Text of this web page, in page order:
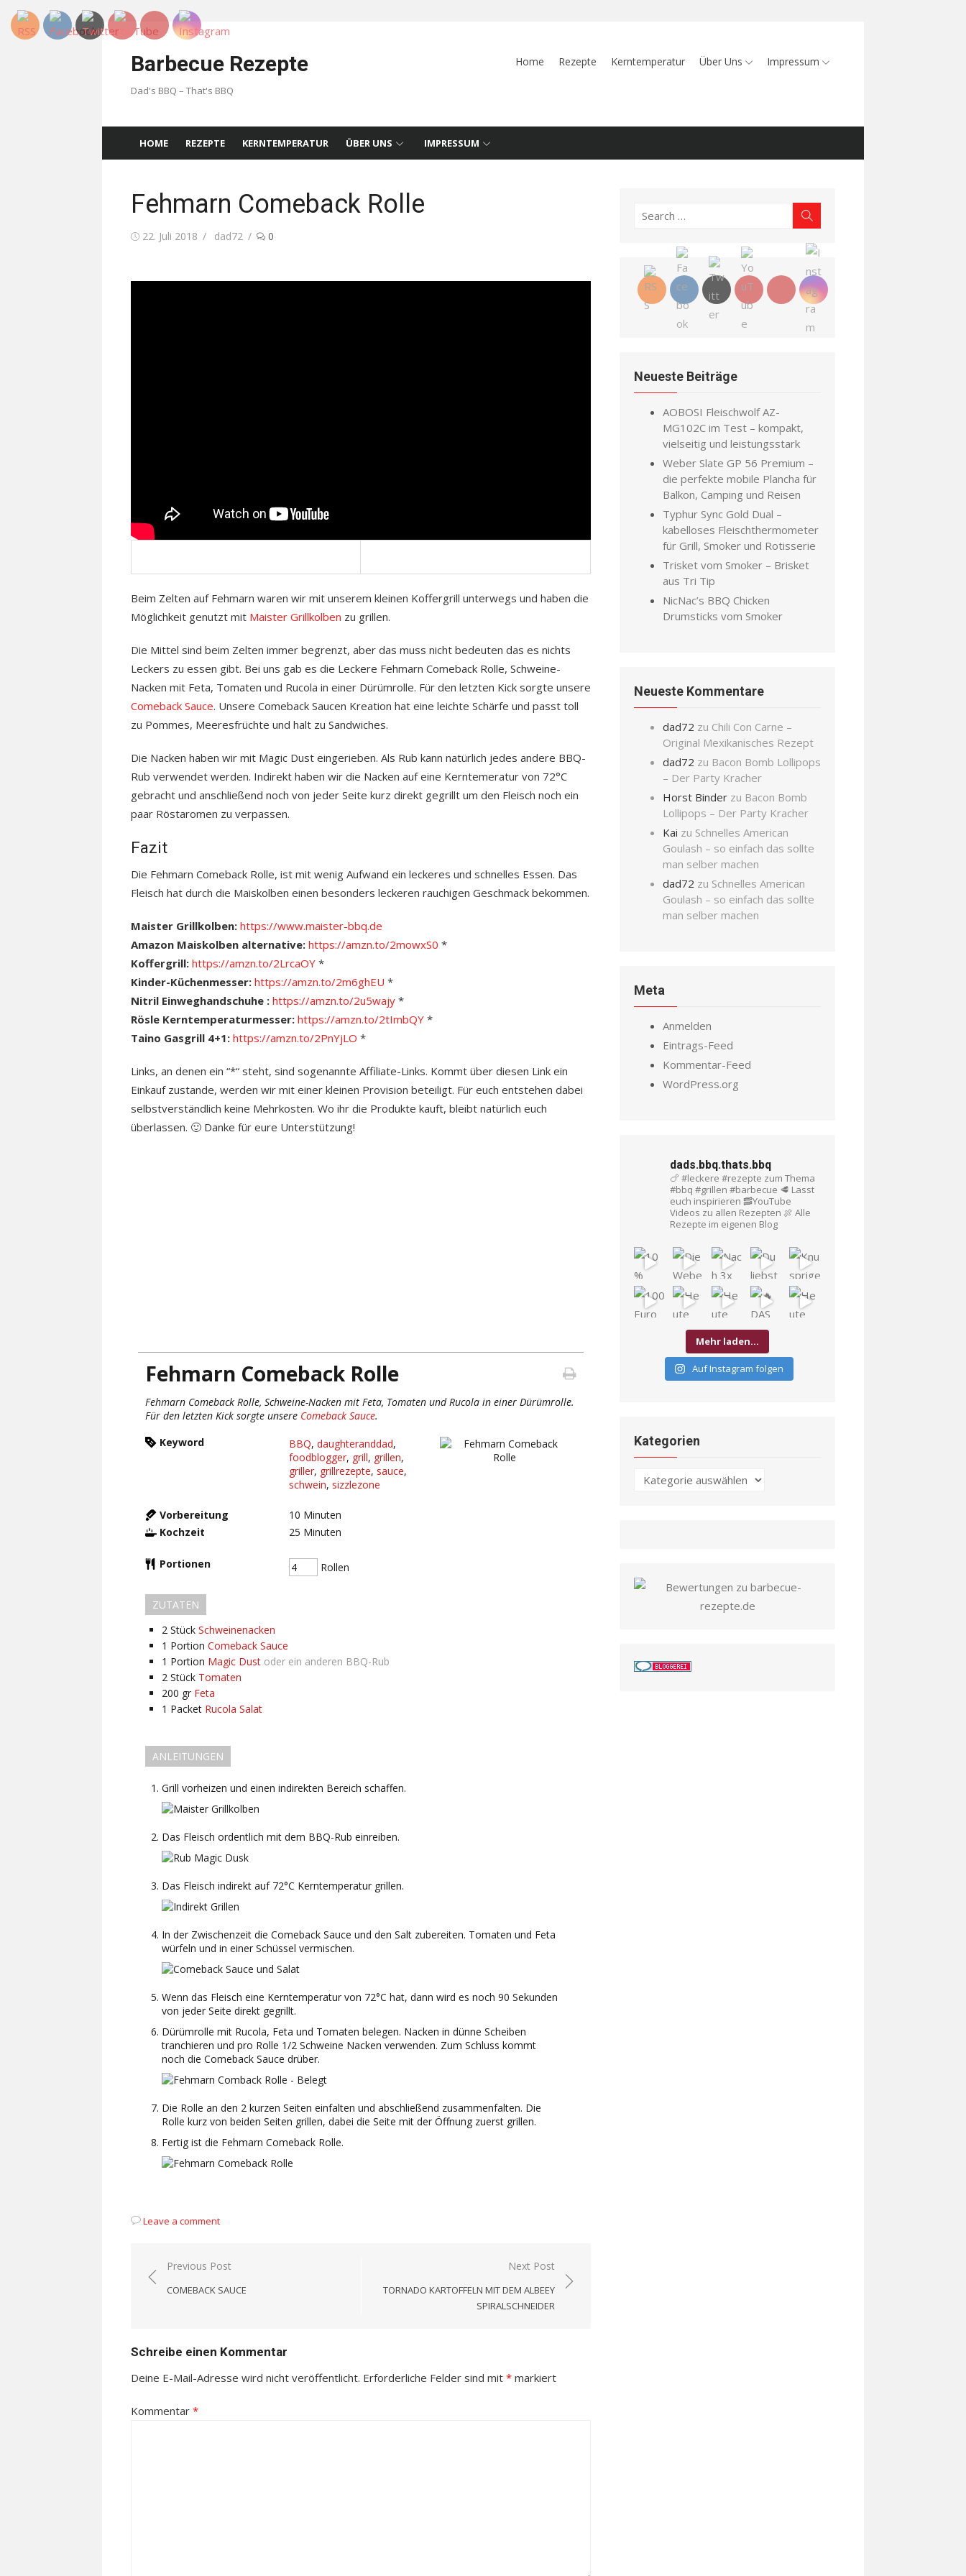
Skip
Barbecue Rezepte
Dad's BBQ – That's BBQ
Home Rezepte Kerntemperatur Über Uns Impressum
HOME REZEPTE KERNTEMPERATUR ÜBER UNS IMPRESSUM
Fehmarn Comeback Rolle
Posted
22. Juli 2018 Author
dad72 0
Beim Zelten auf Fehmarn waren wir mit unserem kleinen Koffergrill unterwegs und haben die
Möglichkeit genutzt mit Maister Grillkolben zu grillen.
Die Mittel sind beim Zelten immer begrenzt, aber das muss nicht bedeuten das es nichts
Leckers zu essen gibt. Bei uns gab es die Leckere Fehmarn Comeback Rolle, Schweine-
Nacken mit Feta, Tomaten und Rucola in einer Dürümrolle. Für den letzten Kick sorgte unsere
Comeback Sauce. Unsere Comeback Saucen Kreation hat eine leichte Schärfe und passt toll
zu Pommes, Meeresfrüchte und halt zu Sandwiches.
Die Nacken haben wir mit Magic Dust eingerieben. Als Rub kann natürlich jedes andere BBQ-
Rub verwendet werden. Indirekt haben wir die Nacken auf eine Kerntemeratur von 72°C
gebracht und anschließend noch von jeder Seite kurz direkt gegrillt um den Fleisch noch ein
paar Röstaromen zu verpassen.
Fazit
Die Fehmarn Comeback Rolle, ist mit wenig Aufwand ein leckeres und schnelles Essen. Das
Fleisch hat durch die Maiskolben einen besonders leckeren rauchigen Geschmack bekommen.
Maister Grillkolben: https://www.maister-bbq.de
Amazon Maiskolben alternative: https://amzn.to/2mowxS0 *
Koffergrill: https://amzn.to/2LrcaOY *
Kinder-Küchenmesser: https://amzn.to/2m6ghEU *
Nitril Einweghandschuhe : https://amzn.to/2u5wajy *
Rösle Kerntemperaturmesser: https://amzn.to/2tImbQY *
Taino Gasgrill 4+1: https://amzn.to/2PnYjLO *
Links, an denen ein “*“ steht, sind sogenannte Affiliate-Links. Kommt über diesen Link ein
Einkauf zustande, werden wir mit einer kleinen Provision beteiligt. Für euch entstehen dabei
selbstverständlich keine Mehrkosten. Wo ihr die Produkte kauft, bleibt natürlich euch
überlassen. 🙂 Danke für eure Unterstützung!
Fehmarn Comeback Rolle
Fehmarn Comeback Rolle, Schweine-Nacken mit Feta, Tomaten und Rucola in einer Dürümrolle.
Für den letzten Kick sorgte unsere Comeback Sauce.
Keyword
BBQ, daughteranddad,
foodblogger, grill, grillen,
griller, grillrezepte, sauce,
schwein, sizzlezone
Vorbereitung 10 Minuten
Kochzeit
25 Minuten
Portionen Rollen
ZUTATEN
2 Stück Schweinenacken
1 Portion Comeback Sauce
1 Portion Magic Dust oder ein anderen BBQ-Rub
2 Stück Tomaten
200 gr Feta
1 Packet Rucola Salat
ANLEITUNGEN
Grill vorheizen und einen indirekten Bereich schaffen.
Das Fleisch ordentlich mit dem BBQ-Rub einreiben.
Das Fleisch indirekt auf 72°C Kerntemperatur grillen.
In der Zwischenzeit die Comeback Sauce und den Salt zubereiten. Tomaten und Feta
würfeln und in einer Schüssel vermischen.
Wenn das Fleisch eine Kerntemperatur von 72°C hat, dann wird es noch 90 Sekunden
von jeder Seite direkt gegrillt.
Dürümrolle mit Rucola, Feta und Tomaten belegen. Nacken in dünne Scheiben
tranchieren und pro Rolle 1/2 Schweine Nacken verwenden. Zum Schluss kommt
noch die Comeback Sauce drüber.
Die Rolle an den 2 kurzen Seiten einfalten und abschließend zusammenfalten. Die
Rolle kurz von beiden Seiten grillen, dabei die Seite mit der Öffnung zuerst grillen.
Fertig ist die Fehmarn Comeback Rolle.
Leave a comment
Beitragsnavigation
Previous Post
COMEBACK SAUCE
Next Post
TORNADO KARTOFFELN MIT DEM ALBEEY
SPIRALSCHNEIDER
Schreibe einen Kommentar
Deine E-Mail-Adresse wird nicht veröffentlicht. Erforderliche Felder sind mit * markiert
Kommentar *
Search
Neueste Beiträge
AOBOSI Fleischwolf AZ-
MG102C im Test – kompakt,
vielseitig und leistungsstark
Weber Slate GP 56 Premium –
die perfekte mobile Plancha für
Balkon, Camping und Reisen
Typhur Sync Gold Dual –
kabelloses Fleischthermometer
für Grill, Smoker und Rotisserie
Trisket vom Smoker – Brisket
aus Tri Tip
NicNac’s BBQ Chicken
Drumsticks vom Smoker
Neueste Kommentare
dad72 zu Chili Con Carne –
Original Mexikanisches Rezept
dad72 zu Bacon Bomb Lollipops
– Der Party Kracher
Horst Binder zu Bacon Bomb
Lollipops – Der Party Kracher
Kai zu Schnelles American
Goulash – so einfach das sollte
man selber machen
dad72 zu Schnelles American
Goulash – so einfach das sollte
man selber machen
Meta
Anmelden
Eintrags-Feed
Kommentar-Feed
WordPress.org
dads.bbq.thats.bbq
🍗 #leckere #rezepte zum Thema
#bbq #grillen #barbecue 🥩 Lasst
euch inspirieren 🥓YouTube
Videos zu allen Rezepten 🍖 Alle
Rezepte im eigenen Blog
Mehr laden…
Auf Instagram folgen
Kategorien
Kategorien